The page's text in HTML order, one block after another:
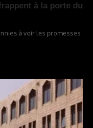
à la porte du
à voir les promesses